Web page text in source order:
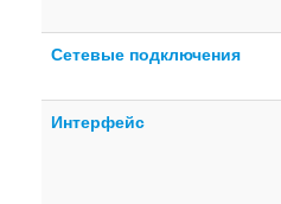
Сетевые подключения
Интерфейс